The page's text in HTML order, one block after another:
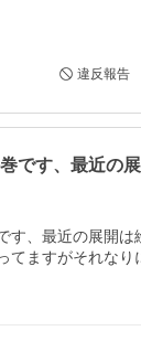
違反報告
す、最近の展開は
てますがそれなり